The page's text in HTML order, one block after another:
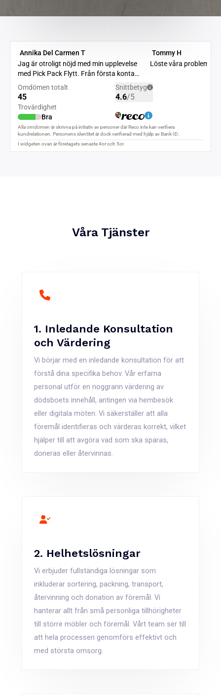
Våra Tjänster
1. Inledande Konsultation
och Värdering
Vi börjar med en inledande konsultation för att
förstå dina specifika behov. Vår erfarna
personal utför en noggrann värdering av
dödsboets innehåll, antingen via hembesök
eller digitala möten. Vi säkerställer att alla
föremål identifieras och värderas korrekt, vilket
hjälper till att avgöra vad som ska sparas,
doneras eller återvinnas.
2. Helhetslösningar
Vi erbjuder fullständiga lösningar som
inkluderar sortering, packning, transport,
återvinning och donation av föremål. Vi
hanterar allt från små personliga tillhörigheter
till större möbler och föremål. Vårt team ser till
att hela processen genomförs effektivt och
med största omsorg.